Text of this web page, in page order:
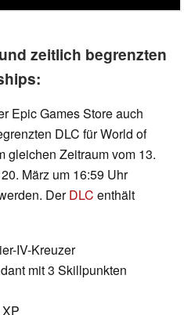
zeitlich begrenzten
Epic Games Store auch
DLC für World of
gleichen Zeitraum vom 13.
März um 16:59 Uhr
DerDLC enthält
IV-Kreuzer
mit 3 Skillpunkten